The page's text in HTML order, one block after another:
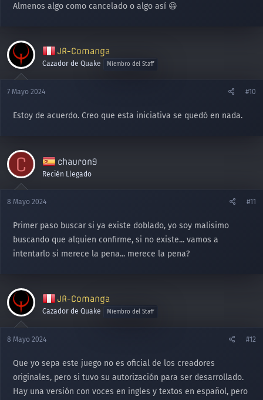
Almenos algo como cancelado o algo así 😆
JR-Comanga
Cazador de Quake Miembro del Staff
7 Mayo 2024 #10
Estoy de acuerdo. Creo que esta iniciativa se quedó en nada.
C chauron9
Recién Llegado
8 Mayo 2024 #11
Primer paso buscar si ya existe doblado, yo soy malisimo
buscando que alquien confirme, si no existe... vamos a
intentarlo si merece la pena... merece la pena?
JR-Comanga
Cazador de Quake Miembro del Staff
8 Mayo 2024 #12
Que yo sepa este juego no es oficial de los creadores
originales, pero si tuvo su autorización para ser desarrollado.
Hay una versión con voces en ingles y textos en español, pero